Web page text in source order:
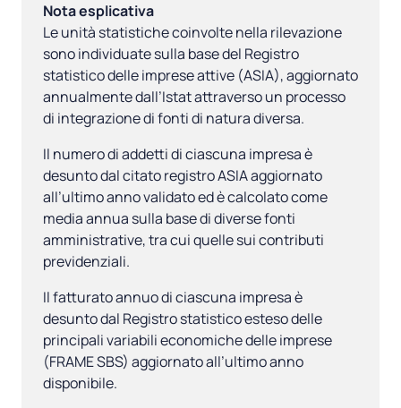
Nota esplicativa
Le unità statistiche coinvolte nella rilevazione
sono individuate sulla base del Registro
statistico delle imprese attive (ASIA), aggiornato
annualmente dall’Istat attraverso un processo
di integrazione di fonti di natura diversa.
Il numero di addetti di ciascuna impresa è
desunto dal citato registro ASIA aggiornato
all’ultimo anno validato ed è calcolato come
media annua sulla base di diverse fonti
amministrative, tra cui quelle sui contributi
previdenziali.
Il fatturato annuo di ciascuna impresa è
desunto dal Registro statistico esteso delle
principali variabili economiche delle imprese
(FRAME SBS) aggiornato all’ultimo anno
disponibile.